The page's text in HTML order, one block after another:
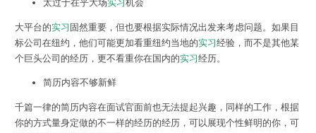
太过于在乎大场实习机会
大平台的实习 固然重要，但也要根据实际情况出发来考虑问题。如果目
标公司在纽约，他们可能更加看重纽约当地的实习经验，而不是其他某
个巨头公司的经历，更不看重你在国内的实习经历。
简历内容不够新鲜
千篇一律的简历内容在面试官面前也无法提起兴趣，同样的工作，根据
你的方式量身定做的不一样的经历的经历，可以展现个性鲜明的你，可